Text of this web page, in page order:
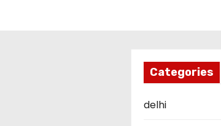
Categories
delhi